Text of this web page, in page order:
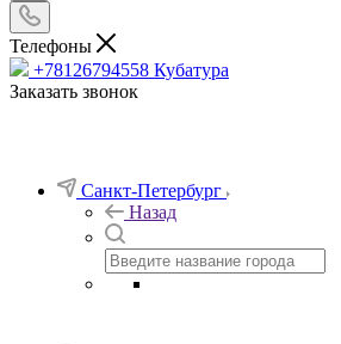
Телефоны
+78126794558 Кубатура
Заказать звонок
Санкт-Петербург
Назад